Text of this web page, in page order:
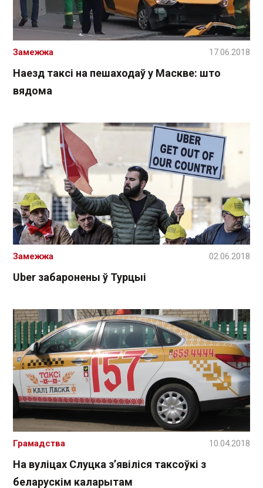
Наезд таксі на пешаходаў у Маскве: што
вядома
Замежжа 17.06.2018
Uber забаронены ў Турцыі
Замежжа 02.06.2018
На вуліцах Слуцка з’явіліся таксоўкі з
беларускім каларытам
Грамадства 10.04.2018